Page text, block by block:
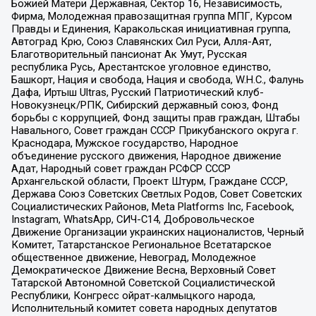
Божией Матери Державная, Сектор 16, Независимость,
Фирма, Молодежная правозащитная группа МПГ, Курсом
Правды и Единения, Каракольская инициативная группа,
Автоград Крю, Союз Славянских Сил Руси, Алля-Аят,
Благотворительный пансионат Ак Умут, Русская
республика Русь, Арестантское уголовное единство,
Башкорт, Нация и свобода, Нация и свобода, W.H.С., Фалунь
Дафа, Иртыш Ultras, Русский Патриотический клуб-
Новокузнецк/РПК, Сибирский державный союз, Фонд
борьбы с коррупцией, Фонд защиты прав граждан, Штабы
Навального, Совет граждан СССР Прикубанского округа г.
Краснодара, Мужское государство, Народное
объединение русского движения, Народное движение
Адат, Народный совет граждан РСФСР СССР
Архангельской области, Проект Штурм, Граждане СССР,
Держава Союз Советских Светлых Родов, Совет Советских
Социалистических Районов, Meta Platforms Inc, Facebook,
Instagram, WhatsApp, СИЧ-С14, Добровольческое
Движение Организации украинских националистов, Черный
Комитет, Татарстанское Региональное Всетатарское
общественное движение, Невоград, Молодежное
Демократическое Движение Весна, Верховный Совет
Татарской Автономной Советской Социалистической
Республики, Конгресс ойрат-калмыцкого народа,
Исполнительный комитет совета народных депутатов